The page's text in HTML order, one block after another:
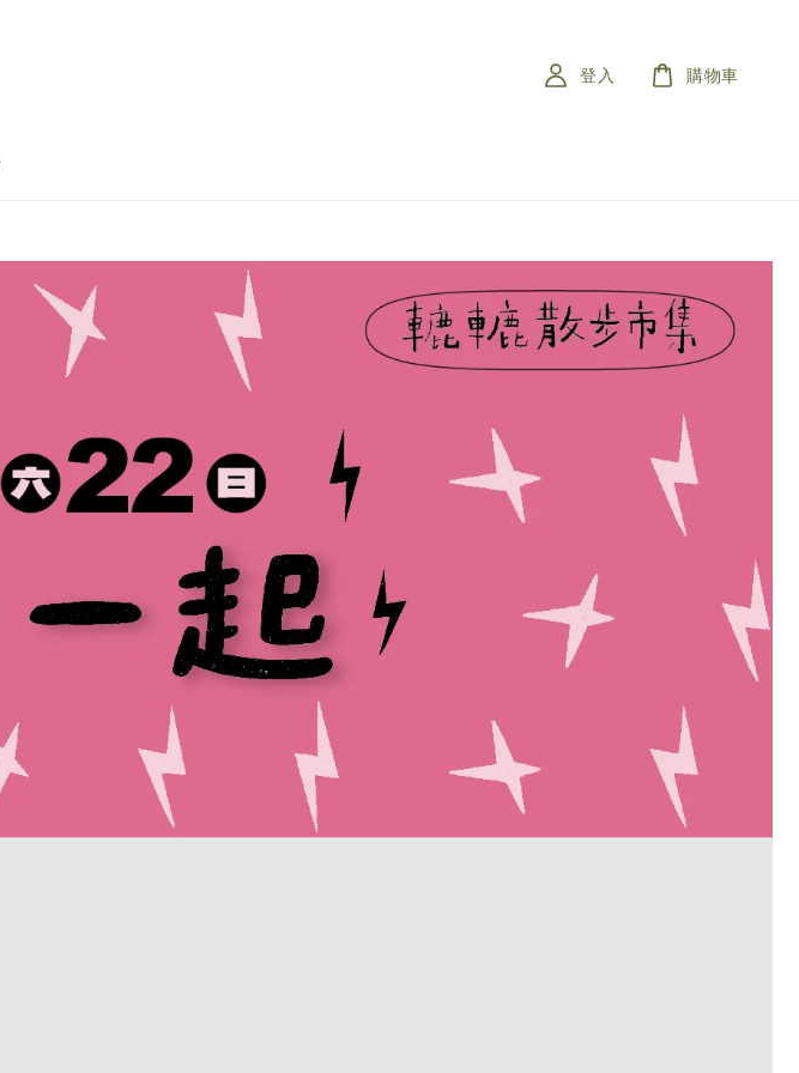
登入 購物車